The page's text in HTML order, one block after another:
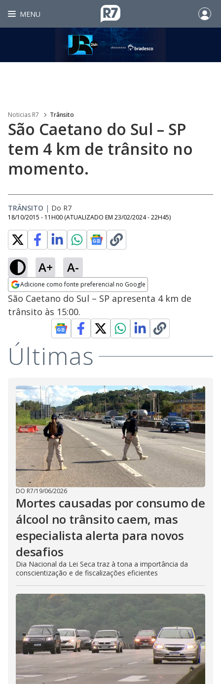
MENU
Noticias R7 Trânsito
São Caetano do Sul – SP
tem 4 km de trânsito no
momento.
TRÂNSITO | Do R7
18/10/2015 - 11H00 (ATUALIZADO EM 23/02/2024 - 22H45)
A+ A-
Adicione como fonte preferencial no Google
Opens in new window
São Caetano do Sul – SP apresenta 4 km de
trânsito às 15:00.
Últimas
DO R7/19/06/2026
Mortes causadas por consumo de
álcool no trânsito caem, mas
especialista alerta para novos
desafios
Dia Nacional da Lei Seca traz à tona a importância da
conscientização e de fiscalizações eficientes